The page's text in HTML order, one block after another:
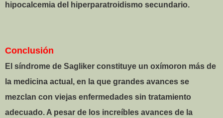
hipocalcemia del hiperparatroidismo secundario.
Conclusión
El síndrome de Sagliker constituye un oxímoron más de
la medicina actual, en la que grandes avances se
mezclan con viejas enfermedades sin tratamiento
adecuado. A pesar de los increíbles avances de la